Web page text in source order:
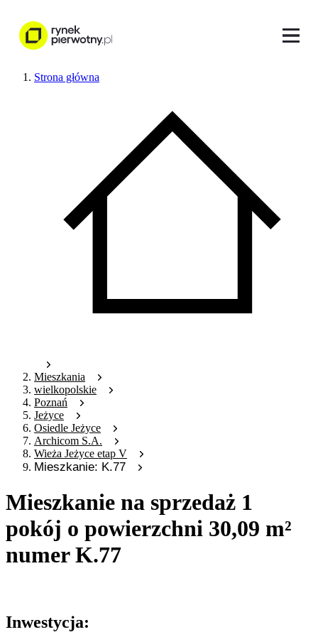
Strona główna
Mieszkania
wielkopolskie
Poznań
Jeżyce
Osiedle Jeżyce
Archicom S.A.
Wieża Jeżyce etap V
Mieszkanie: K.77
Mieszkanie na sprzedaż 1
pokój o powierzchni 30,09 m²
numer K.77
Inwestycja: